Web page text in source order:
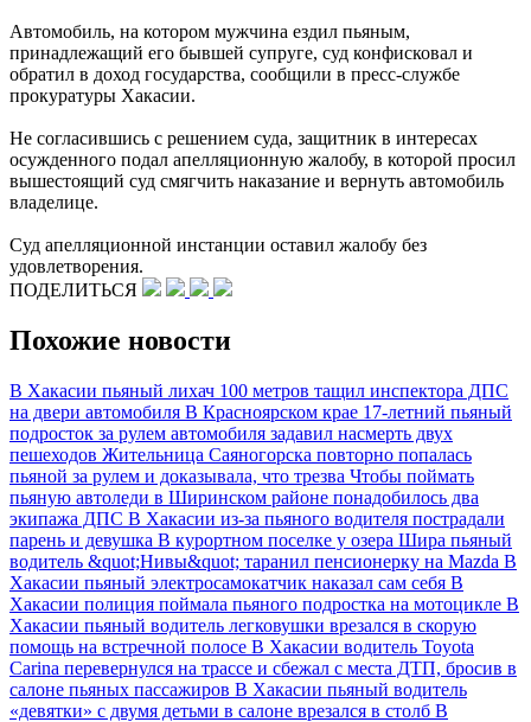
Автомобиль, на котором мужчина ездил пьяным,
принадлежащий его бывшей супруге, суд конфисковал и
обратил в доход государства, сообщили в пресс-службе
прокуратуры Хакасии.
Не согласившись с решением суда, защитник в интересах
осужденного подал апелляционную жалобу, в которой просил
вышестоящий суд смягчить наказание и вернуть автомобиль
владелице.
Суд апелляционной инстанции оставил жалобу без
удовлетворения.
ПОДЕЛИТЬСЯ
Похожие новости
В Хакасии пьяный лихач 100 метров тащил инспектора ДПС
на двери автомобиля В Красноярском крае 17-летний пьяный
подросток за рулем автомобиля задавил насмерть двух
пешеходов Жительница Саяногорска повторно попалась
пьяной за рулем и доказывала, что трезва Чтобы поймать
пьяную автоледи в Ширинском районе понадобилось два
экипажа ДПС В Хакасии из-за пьяного водителя пострадали
парень и девушка В курортном поселке у озера Шира пьяный
водитель &quot;Нивы&quot; таранил пенсионерку на Mazda В
Хакасии пьяный электросамокатчик наказал сам себя В
Хакасии полиция поймала пьяного подростка на мотоцикле В
Хакасии пьяный водитель легковушки врезался в скорую
помощь на встречной полосе В Хакасии водитель Toyota
Carina перевернулся на трассе и сбежал с места ДТП, бросив в
салоне пьяных пассажиров В Хакасии пьяный водитель
«девятки» с двумя детьми в салоне врезался в столб В